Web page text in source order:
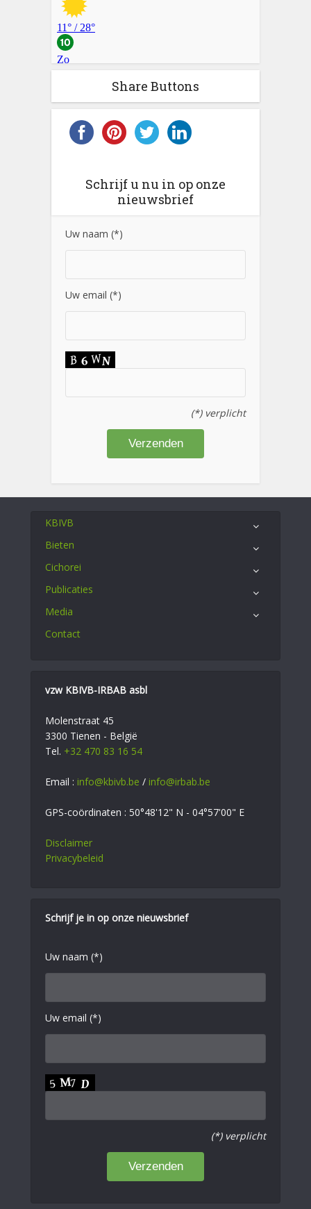
Share Buttons
Schrijf u nu in op onze
nieuwsbrief
Uw naam (*)
Uw email (*)
(*) verplicht
KBIVB
Bieten
Cichorei
Publicaties
Media
Contact
vzw KBIVB-IRBAB asbl
Molenstraat 45
3300 Tienen - België
Tel. +32 470 83 16 54
Email : info@kbivb.be / info@irbab.be
GPS-coördinaten : 50°48'12" N - 04°57'00" E
Disclaimer
Privacybeleid
Schrijf je in op onze nieuwsbrief
Uw naam (*)
Uw email (*)
(*) verplicht